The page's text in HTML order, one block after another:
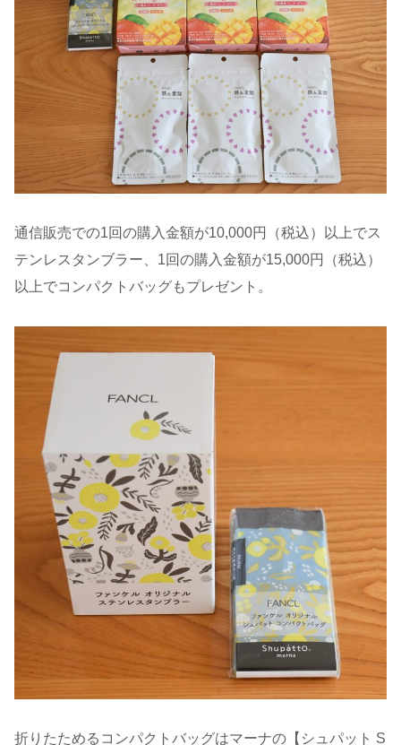
通信販売での1回の購入金額が10,000円（税込）以上でス
テンレスタンブラー、1回の購入金額が15,000円（税込）
以上でコンパクトバッグもプレゼント。
折りたためるコンパクトバッグはマーナの【シュパット S